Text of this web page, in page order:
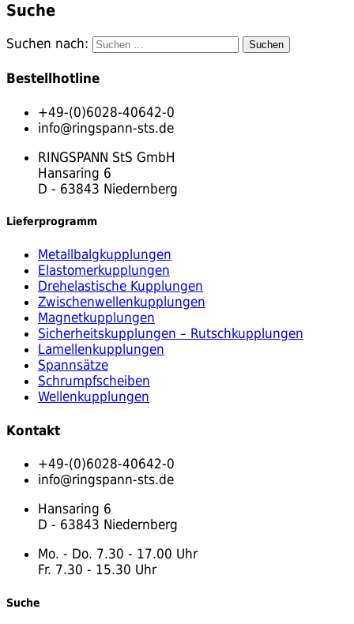
Suche
Suchen nach:
Bestellhotline
+49-(0)6028-40642-0
info@ringspann-sts.de
RINGSPANN StS GmbH
Hansaring 6
D - 63843 Niedernberg
Lieferprogramm
Metallbalgkupplungen
Elastomerkupplungen
Drehelastische Kupplungen
Zwischenwellenkupplungen
Magnetkupplungen
Sicherheitskupplungen – Rutschkupplungen
Lamellenkupplungen
Spannsätze
Schrumpfscheiben
Wellenkupplungen
Kontakt
+49-(0)6028-40642-0
info@ringspann-sts.de
Hansaring 6
D - 63843 Niedernberg
Mo. - Do. 7.30 - 17.00 Uhr
Fr. 7.30 - 15.30 Uhr
Suche